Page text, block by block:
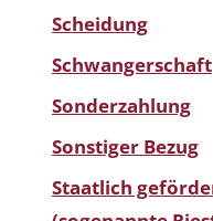
Scheidung
Schwangerschaft
Sonderzahlung
Sonstiger Bezug
Staatlich